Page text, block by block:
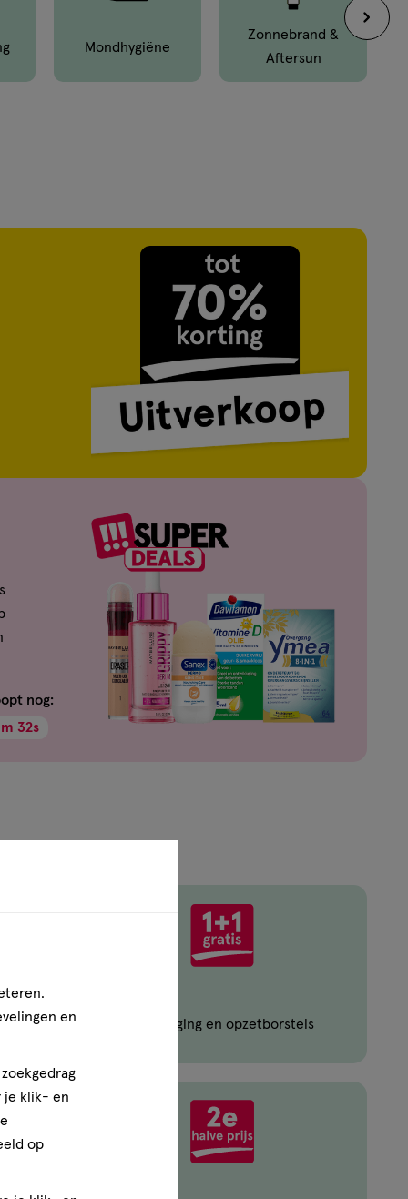
Mond­hygiëne
Zonnebrand &
Aftersun
nog:
m 31s
Oral-B mondverzorging en opzetborstels
en
je klik- en
op